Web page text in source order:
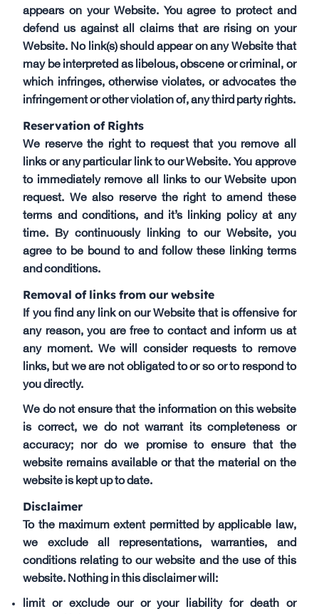
appears on your Website. You agree to protect and
defend us against all claims that are rising on your
Website. No link(s) should appear on any Website that
may be interpreted as libelous, obscene or criminal, or
which infringes, otherwise violates, or advocates the
infringement or other violation of, any third party rights.
Reservation of Rights
We reserve the right to request that you remove all
links or any particular link to our Website. You approve
to immediately remove all links to our Website upon
request. We also reserve the right to amend these
terms and conditions, and it’s linking policy at any
time. By continuously linking to our Website, you
agree to be bound to and follow these linking terms
and conditions.
Removal of links from our website
If you find any link on our Website that is offensive for
any reason, you are free to contact and inform us at
any moment. We will consider requests to remove
links, but we are not obligated to or so or to respond to
you directly.
We do not ensure that the information on this website
is correct, we do not warrant its completeness or
accuracy; nor do we promise to ensure that the
website remains available or that the material on the
website is kept up to date.
Disclaimer
To the maximum extent permitted by applicable law,
we exclude all representations, warranties, and
conditions relating to our website and the use of this
website. Nothing in this disclaimer will:
limit or exclude our or your liability for death or